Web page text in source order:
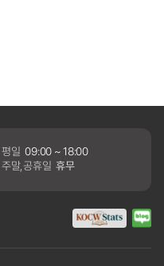
평일 09:00 ~ 18:00
주말,공휴일 휴무